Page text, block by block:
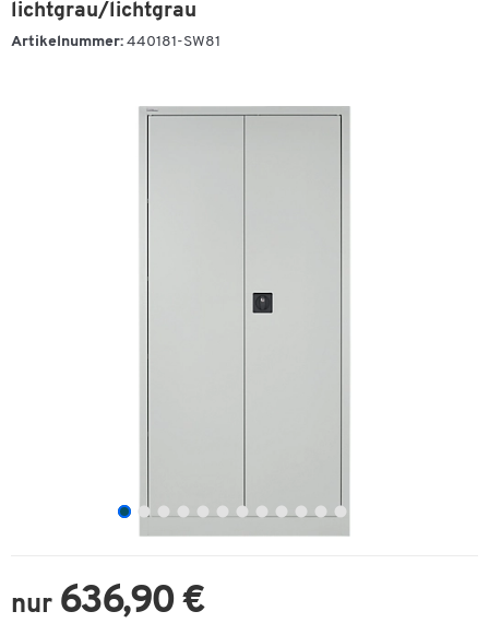
lichtgrau/lichtgrau
Artikelnummer: 440181-SW81
nur 636,90 €